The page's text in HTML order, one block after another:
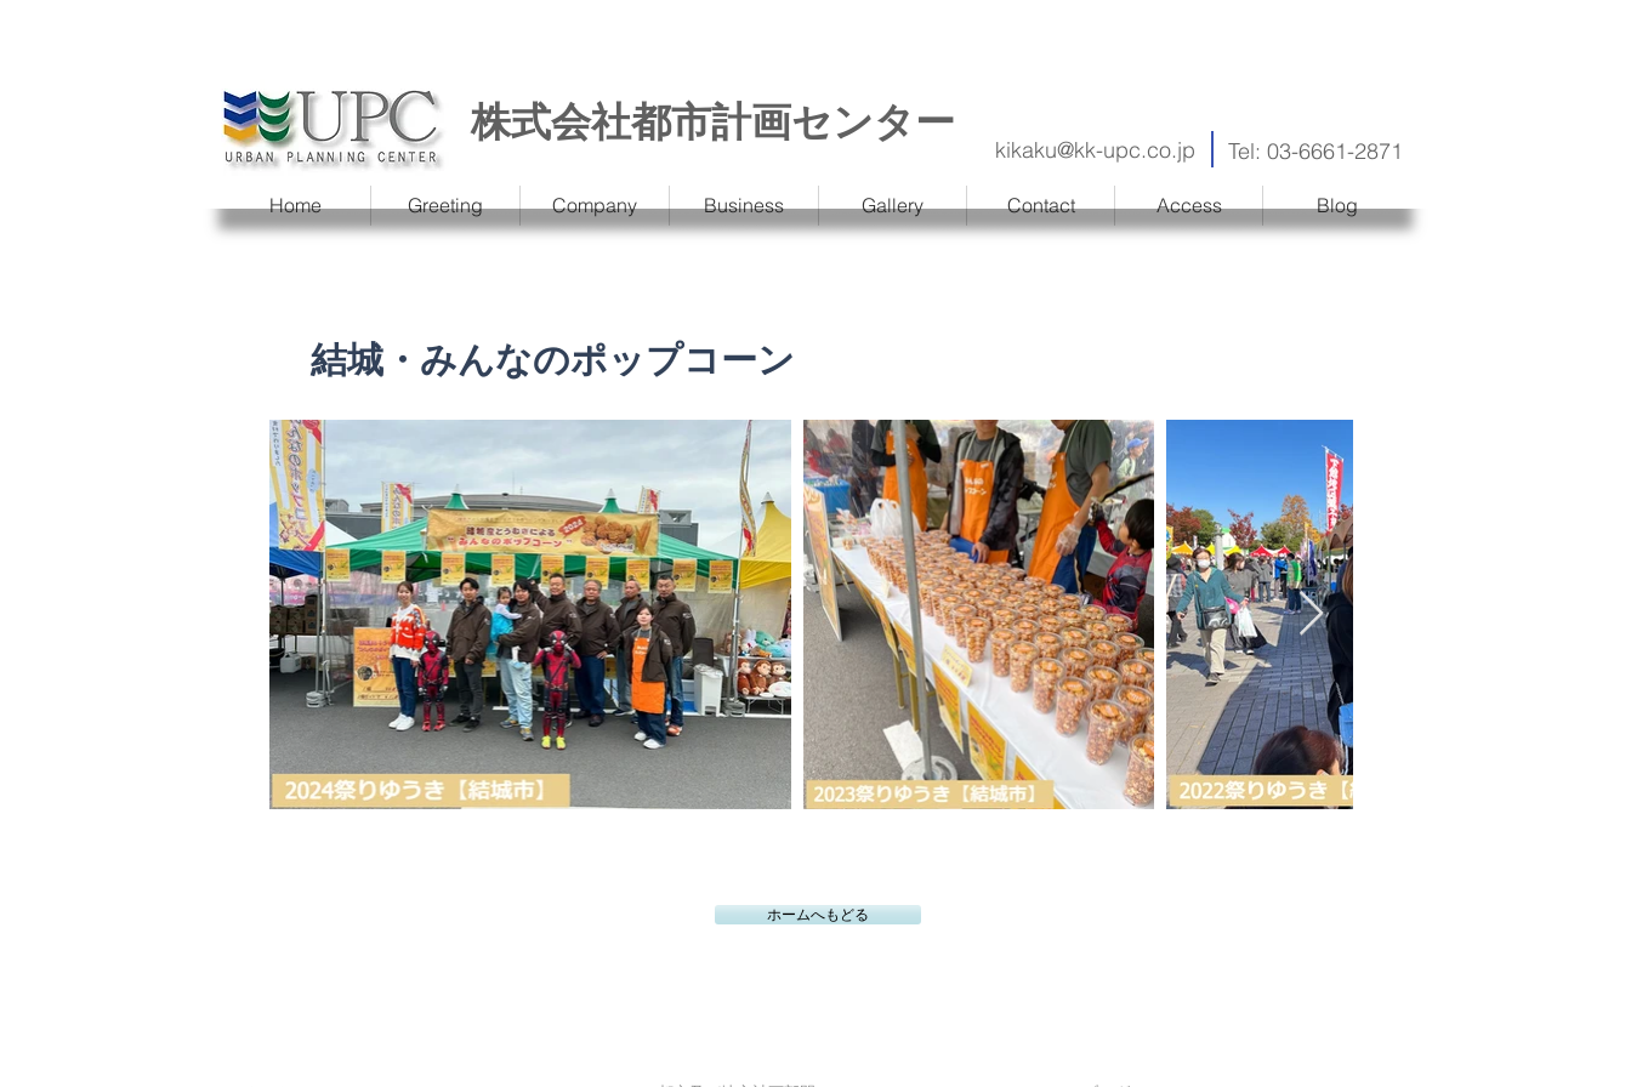
株式会社都市計画センター
kikaku@kk-upc.co.jp Tel: 03-6661-2871
Home Greeting Company Business Gallery Contact Access Blog
結城・みんなのポップコーン
ホームへもどる